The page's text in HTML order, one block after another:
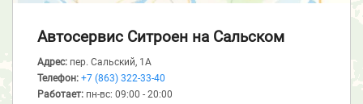
Автосервис Ситроен на Сальском
Адрес: пер. Сальский, 1А
Телефон: +7 (863) 322-33-40
Работает: пн-вс: 09:00 - 20:00